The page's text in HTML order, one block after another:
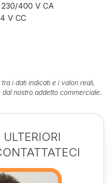
400 V CA
V CC
i dati indicati e i valori reali,
nostro addetto commerciale.